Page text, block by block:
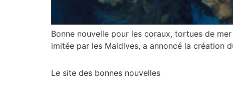
Bonne nouvelle pour les coraux, tortues de
imitée par les Maldives, a annoncé la création
Le site des bonnes nouvelles